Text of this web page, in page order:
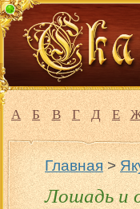
А Б В Г Д Е
Главная>
Лошадь и